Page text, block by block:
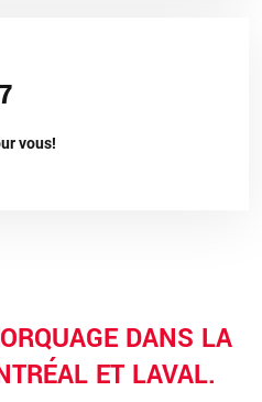
vous!
DANS LA
ET LAVAL.